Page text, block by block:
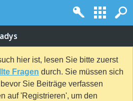
hier ist, lesen Sie bitte zuerst
Fragen durch. Sie müssen sich
bevor Sie Beiträge verfassen
auf 'Registrieren', um den